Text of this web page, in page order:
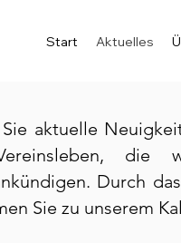
Start Aktuelles
aktuelle
die
Durch
Sie zu unserem